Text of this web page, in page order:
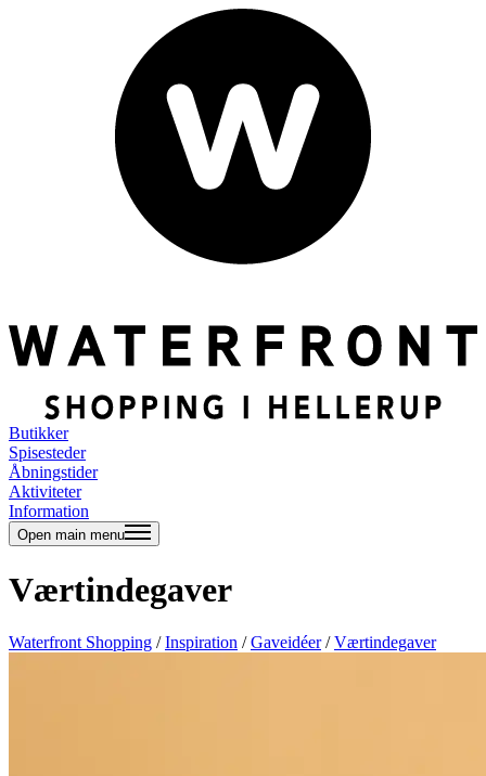
Butikker
Spisesteder
Åbningstider
Aktiviteter
Information
Open main menu
Værtindegaver
Waterfront Shopping /Inspiration /Gaveidéer/Værtindegaver